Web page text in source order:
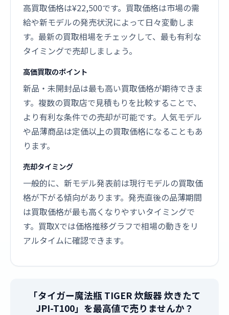
高買取価格は¥22,500です。買取価格は市場の需
給や新モデルの発売状況によって日々変動しま
す。最新の買取相場をチェックして、最も有利な
タイミングで売却しましょう。
高価買取のポイント
新品・未開封品は最も高い買取価格が期待できま
す。複数の買取店で見積もりを比較することで、
より有利な条件での売却が可能です。人気モデル
や品薄商品は定価以上の買取価格になることもあ
ります。
売却タイミング
一般的に、新モデル発表前は現行モデルの買取価
格が下がる傾向があります。発売直後の品薄期間
は買取価格が最も高くなりやすいタイミングで
す。買取Xでは価格推移グラフで相場の動きをリ
アルタイムに確認できます。
「タイガー魔法瓶 TIGER 炊飯器 炊きたて
JPI-T100」を最高値で売りませんか？